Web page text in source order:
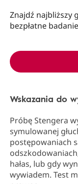
Znajdź najbliższy
bezpłatne
Wskazania do
Próbę Stengera
symulowanej
postępowaniach
hałas, lub gdy
wywiadem. Test